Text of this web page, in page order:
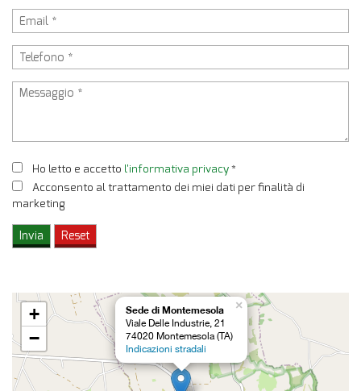
Ho letto e accetto l'informativa privacy*
Acconsento al trattamento dei miei dati per finalità di
marketing
Sede di Montemesola
Viale Delle Industrie, 21
74020 Montemesola (TA)
Indicazioni stradali
×
+
−